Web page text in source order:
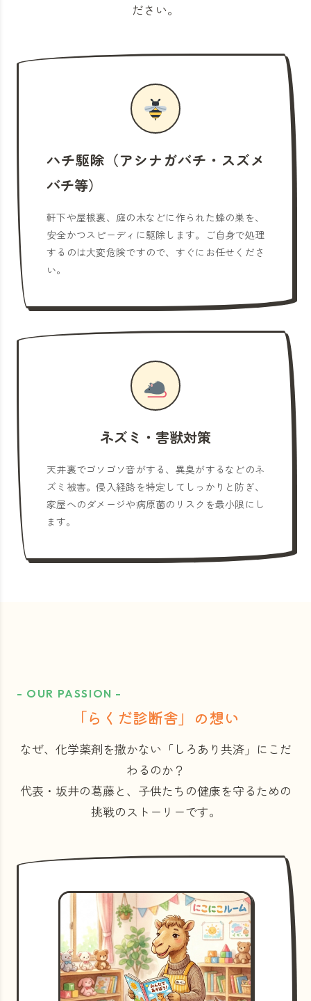
ださい。
ハチ駆除（アシナガバチ・スズメ
バチ等）
軒下や屋根裏、庭の木などに作られた蜂の巣を、
安全かつスピーディに駆除します。ご自身で処理
するのは大変危険ですので、すぐにお任せくださ
い。
ネズミ・害獣対策
天井裏でゴソゴソ音がする、異臭がするなどのネ
ズミ被害。侵入経路を特定してしっかりと防ぎ、
家屋へのダメージや病原菌のリスクを最小限にし
ます。
- OUR PASSION -
「らくだ診断舎」の想い
なぜ、化学薬剤を撒かない「しろあり共済」にこだ
わるのか？
代表・坂井の葛藤と、子供たちの健康を守るための
挑戦のストーリーです。